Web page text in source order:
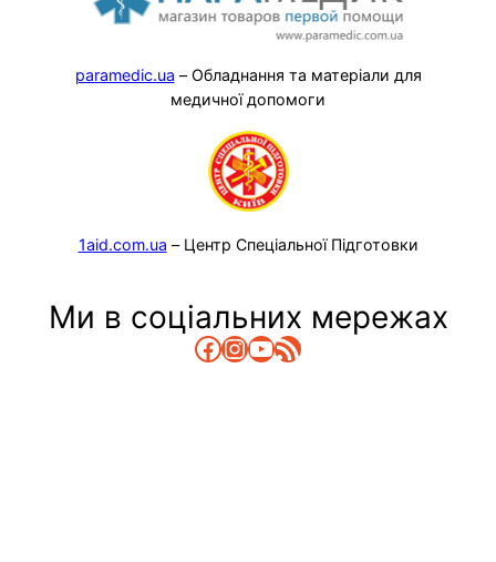
paramedic.ua – Обладнання та матеріали для
медичної допомоги
1aid.com.ua – Центр Спеціальної Підготовки
Ми в соціальних мережах
Facebook
Instagram
YouTube
RSS Канал